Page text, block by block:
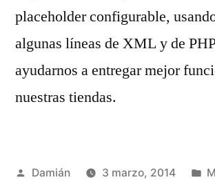
placeholder configurable,
algunas líneas de XML y de
ayudarnos a entregar mejor
nuestras tiendas.
Publicado
Damián 3 marzo, 2014